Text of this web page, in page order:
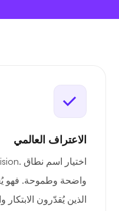
الاعتراف العالمي
واضحة وطموحة. فهو
الذين يُقدّرون